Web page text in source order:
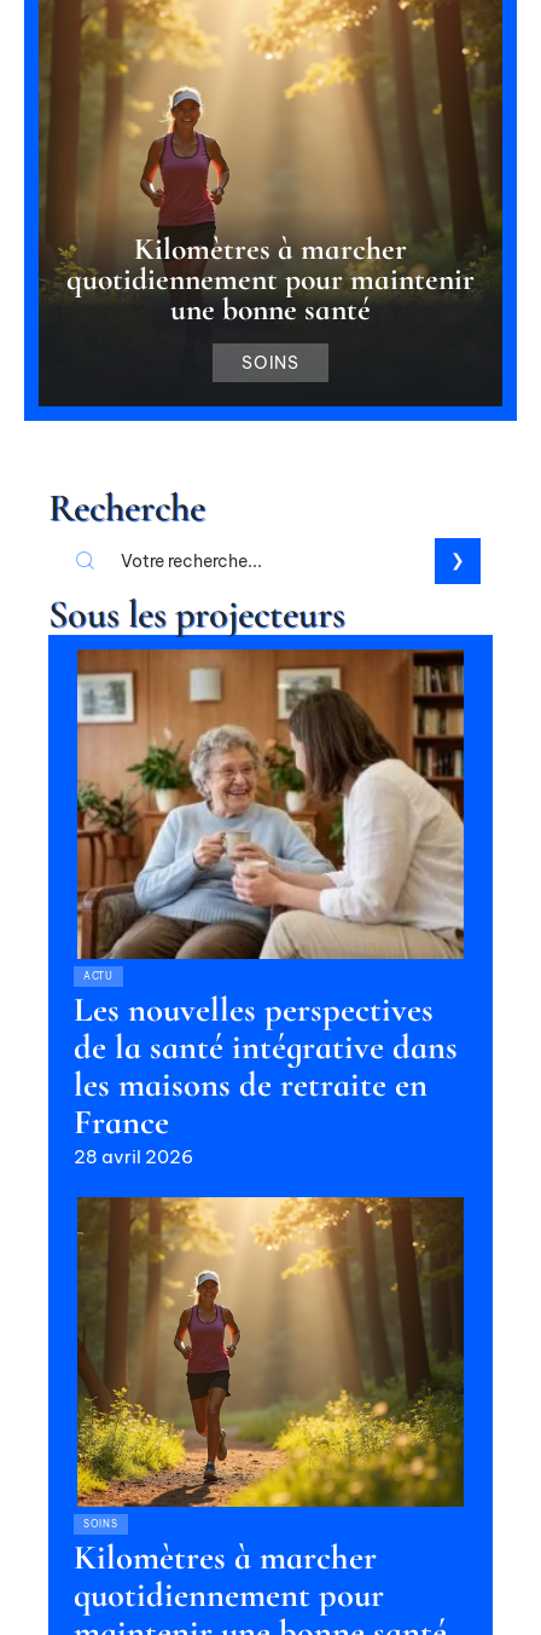
Kilomètres à marcher
quotidiennement pour maintenir
une bonne santé
SOINS
Recherche
Sous les projecteurs
ACTU
Les nouvelles perspectives
de la santé intégrative dans
les maisons de retraite en
France
28 avril 2026
SOINS
Kilomètres à marcher
quotidiennement pour